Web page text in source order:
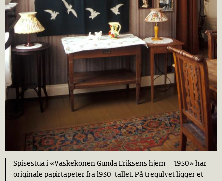
Spisestua i «Vaskekonen Gunda Eriksens hjem — 1950» har
originale papirtapeter fra l930-tallet. På tregulvet ligger et